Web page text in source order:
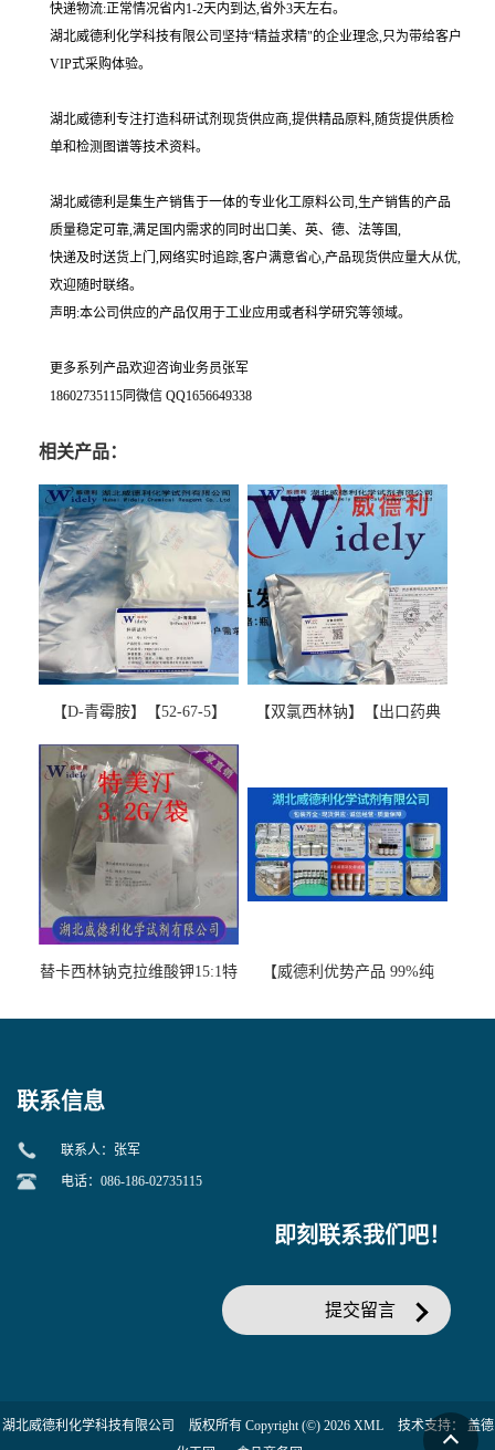
快递物流:正常情况省内1-2天内到达,省外3天左右。
湖北威德利化学科技有限公司坚持“精益求精"的企业理念,只为带给客户
VIP式采购体验。
湖北威德利专注打造科研试剂现货供应商,提供精品原料,随货提供质检
单和检测图谱等技术资料。
湖北威德利是集生产销售于一体的专业化工原料公司,生产销售的产品
质量稳定可靠,满足国内需求的同时出口美、英、德、法等国,
快递及时送货上门,网络实时追踪,客户满意省心,产品现货供应量大从优,
欢迎随时联络。
声明:本公司供应的产品仅用于工业应用或者科学研究等领域。
更多系列产品欢迎咨询业务员张军
18602735115同微信 QQ1656649338
相关产品：
【D-青霉胺】【52-67-5】
图谱检测方法现货供应咨询
张军52-67-5
【双氯西林钠】【出口药典
替卡西林钠克拉维酸钾15:1特
【威德利优势产品 99%纯
联系信息
联系人：张军
电话：086-186-02735115
即刻联系我们吧！
提交留言
湖北威德利化学科技有限公司 版权所有 Copyright (©) 2026 XML 技术支持：
盖德